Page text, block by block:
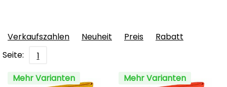
Verkaufszahlen Neuheit Preis
Rabatt
Seite:
1
Mehr Varianten
Mehr Varianten